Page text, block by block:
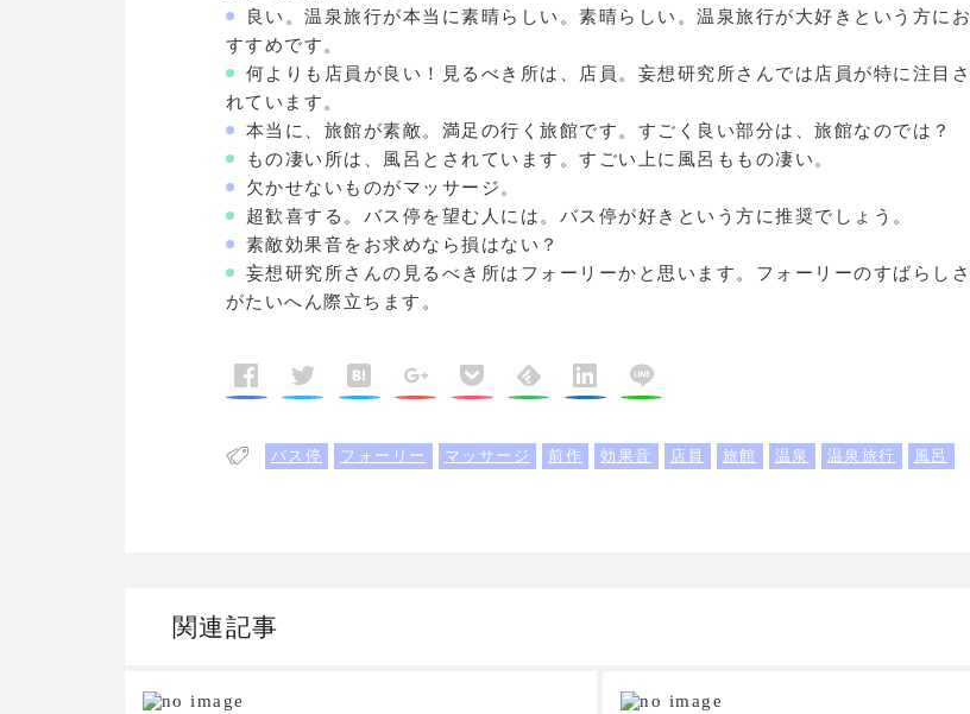
良い。温泉旅行が本当に素晴らしい。素晴らしい。温泉旅行が大好きという方にお
すすめです。
何よりも店員が良い！見るべき所は、店員。妄想研究所さんでは店員が特に注目さ
れています。
本当に、旅館が素敵。満足の行く旅館です。すごく良い部分は、旅館なのでは？
もの凄い所は、風呂とされています。すごい上に風呂ももの凄い。
欠かせないものがマッサージ。
超歓喜する。バス停を望む人には。バス停が好きという方に推奨でしょう。
素敵効果音をお求めなら損はない？
妄想研究所さんの見るべき所はフォーリーかと思います。フォーリーのすばらしさ
がたいへん際立ちます。
バス停 フォーリー マッサージ 前作 効果音 店員 旅館 温泉 温泉旅行 風呂
関連記事